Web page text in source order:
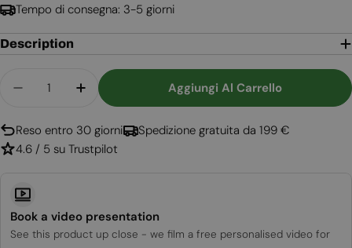
Tempo di consegna: 3-5 giorni
Description
Diminuisci La Quantità Per Bruciatore A
Aumenta La Quantità Per Bruciatore
Aggiungi Al Carrello
Reso entro 30 giorni
Spedizione gratuita da 199 €
4.6 / 5 su Trustpilot
Book a video presentation
See this product up close - we film a free personalised video for